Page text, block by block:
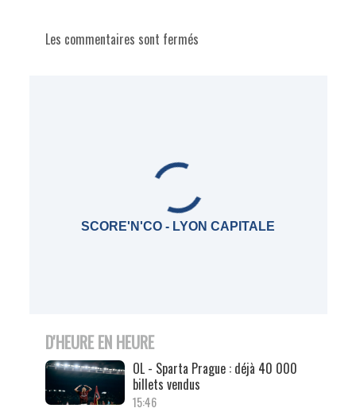
Les commentaires sont fermés
SCORE'N'CO - LYON CAPITALE
D'HEURE EN HEURE
OL - Sparta Prague : déjà 40 000
billets vendus
15:46